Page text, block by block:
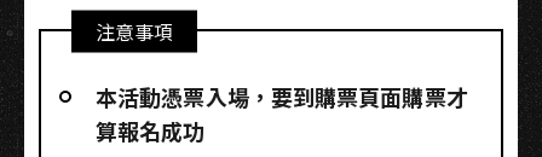
注意事項
本活動憑票入場，要到購票頁面購票才
算報名成功